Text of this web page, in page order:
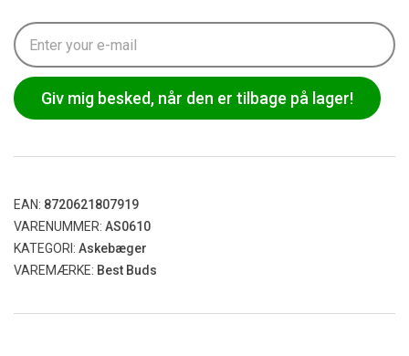
Giv mig besked, når den er tilbage på lager!
EAN: 8720621807919
VARENUMMER: AS0610
KATEGORI: Askebæger
VAREMÆRKE: Best Buds